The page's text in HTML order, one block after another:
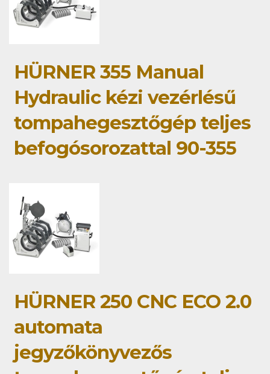
HÜRNER 355 Manual
Hydraulic kézi vezérlésű
tompahegesztőgép teljes
befogósorozattal 90-355
HÜRNER 250 CNC ECO 2.0
automata
jegyzőkönyvezős